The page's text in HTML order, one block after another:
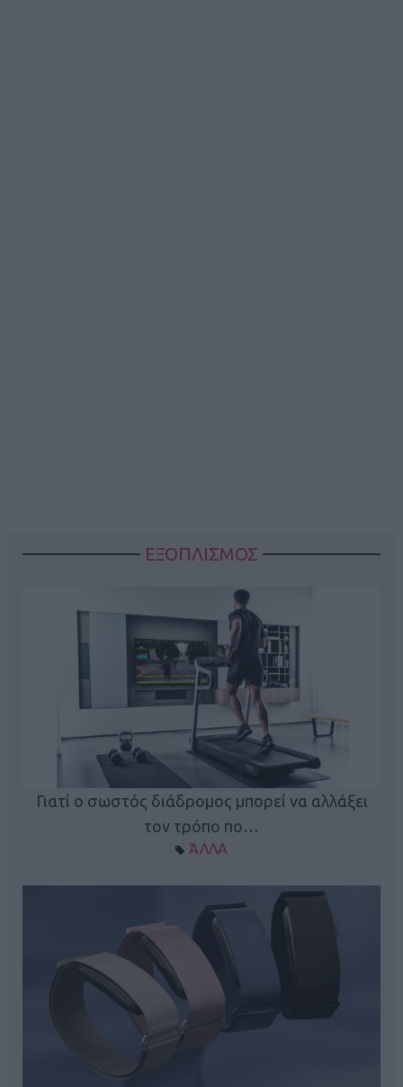
ΕΞΟΠΛΙΣΜΟΣ
Γιατί ο σωστός διάδρομος μπορεί να αλλάξει
τον τρόπο πο…
ΆΛΛΑ